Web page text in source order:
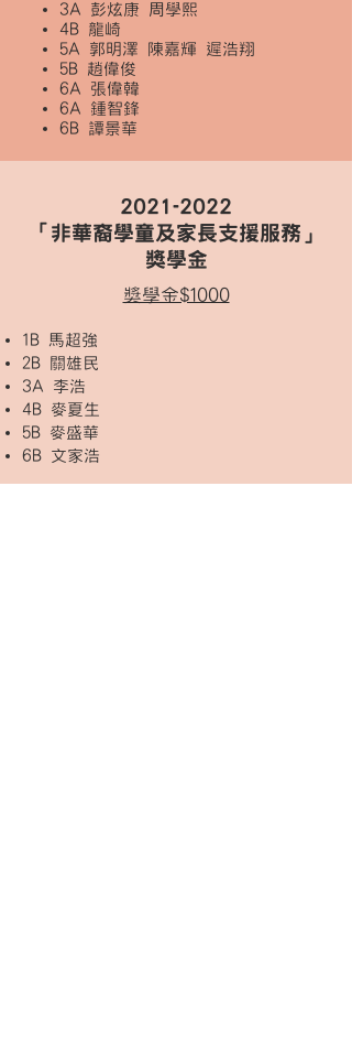
3A 彭炫康 周學熙
4B 龍崎
5A 郭明澤 陳嘉輝 遲浩翔
5B 趙偉俊
6A 張偉韓
6A 鍾智鋒
6B 譚景華
2021-2022
「非華裔學童及家長支援服務」
獎學金
獎學金$1000
1B 馬超強
2B 關雄民
3A 李浩
4B 麥夏生
5B 麥盛華
6B 文家浩